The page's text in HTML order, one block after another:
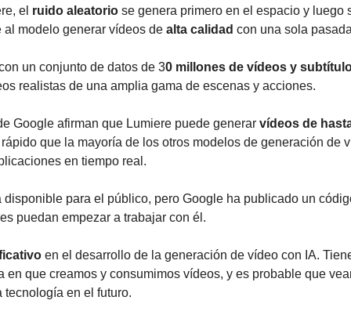
el ruido aleatorio se genera primero en el espacio y luego
al modelo generar vídeos de alta calidad con una sola
un conjunto de datos de 30 millones de vídeos y
realistas de una amplia gama de escenas y acciones.
Google afirman que Lumiere puede generar vídeos de
que la mayoría de los otros modelos de generación de
en tiempo real.
disponible para el público, pero Google ha publicado un
puedan empezar a trabajar con él.
en el desarrollo de la generación de vídeo con IA.
en que creamos y consumimos vídeos, y es probable que
en el futuro.